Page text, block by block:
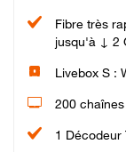
Fibre très
jusqu'à ↓ 2
Livebox S :
200 chaînes
1 Décodeur